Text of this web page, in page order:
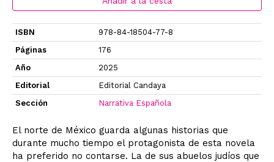
ISBN
978-84-18504-77-8
Páginas
176
Año
2025
Editorial
Editorial Candaya
Sección
Narrativa Española
El norte de México guarda algunas historias que
durante mucho tiempo el protagonista de esta novela
ha preferido no contarse. La de sus abuelos judíos que